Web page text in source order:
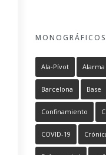
Ala-Pívot Alarma
Barcelona Base
Confinamiento
COVID-19